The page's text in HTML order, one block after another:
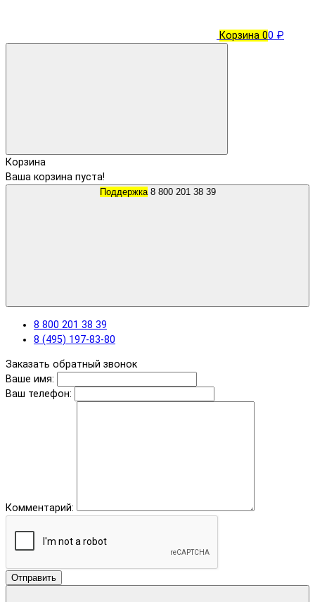
Корзина 00 ₽
Корзина
Ваша корзина пуста!
Поддержка 8 800 201 38 39
8 800 201 38 39
8 (495) 197-83-80
Заказать обратный звонок
Ваше имя:
Ваш телефон:
Комментарий:
Отправить